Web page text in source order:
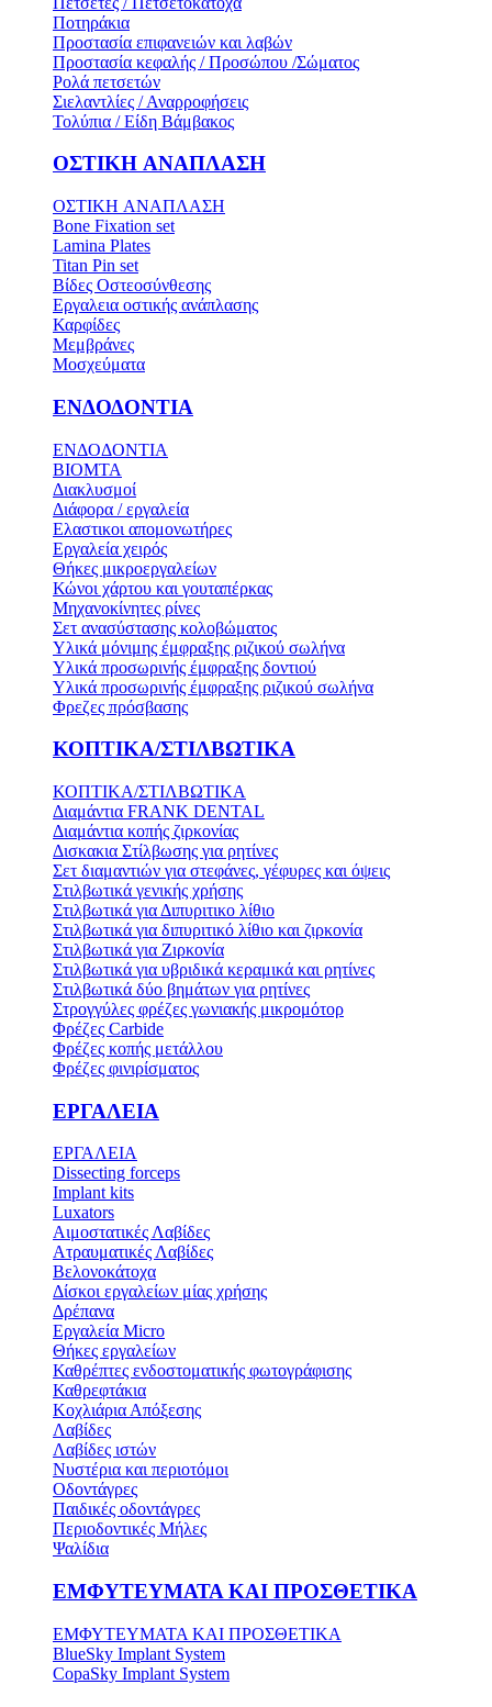
Ποτηράκια
Προστασία επιφανειών και λαβών
Προστασία κεφαλής / Προσώπου /Σώματος
Ρολά πετσετών
Σιελαντλίες / Αναρροφήσεις
Τολύπια / Είδη Βάμβακος
ΟΣΤΙΚH ΑΝΑΠΛΑΣH
ΟΣΤΙΚH ΑΝΑΠΛΑΣH
Bone Fixation set
Lamina Plates
Titan Pin set
Βίδες Οστεοσύνθεσης
Εργαλεια οστικής ανάπλασης
Καρφίδες
Μεμβράνες
Μοσχεύματα
ΕΝΔΟΔΟΝΤΙΑ
ΕΝΔΟΔΟΝΤΙΑ
BIOMTA
Διακλυσμοί
Διάφορα / εργαλεία
Ελαστικοι απομονωτήρες
Εργαλεία χειρός
Θήκες μικροεργαλείων
Κώνοι χάρτου και γουταπέρκας
Μηχανοκίνητες ρίνες
Σετ ανασύστασης κολοβώματος
Υλικά μόνιμης έμφραξης ριζικού σωλήνα
Υλικά προσωρινής έμφραξης δοντιού
Υλικά προσωρινής έμφραξης ριζικού σωλήνα
Φρεζες πρόσβασης
ΚΟΠΤΙΚΑ/ΣΤΙΛΒΩΤΙΚΑ
ΚΟΠΤΙΚΑ/ΣΤΙΛΒΩΤΙΚΑ
Διαμάντια FRANK DENTAL
Διαμάντια κοπής ζιρκονίας
Δισκακια Στίλβωσης για ρητίνες
Σετ διαμαντιών για στεφάνες, γέφυρες και όψεις
Στιλβωτικά γενικής χρήσης
Στιλβωτικά για Διπυριτικο λίθιο
Στιλβωτικά για διπυριτικό λίθιο και ζιρκονία
Στιλβωτικά για Ζιρκονία
Στιλβωτικά για υβριδικά κεραμικά και ρητίνες
Στιλβωτικά δύο βημάτων για ρητίνες
Στρογγύλες φρέζες γωνιακής μικρομότορ
Φρέζες Carbide
Φρέζες κοπής μετάλλου
Φρέζες φινιρίσματος
ΕΡΓΑΛΕΙΑ
ΕΡΓΑΛΕΙΑ
Dissecting forceps
Implant kits
Luxators
Αιμοστατικές Λαβίδες
Ατραυματικές Λαβίδες
Βελονοκάτοχα
Δίσκοι εργαλείων μίας χρήσης
Δρέπανα
Εργαλεία Micro
Θήκες εργαλείων
Καθρέπτες ενδοστοματικής φωτογράφισης
Καθρεφτάκια
Κοχλιάρια Απόξεσης
Λαβίδες
Λαβίδες ιστών
Νυστέρια και περιοτόμοι
Οδοντάγρες
Παιδικές οδοντάγρες
Περιοδοντικές Μήλες
Ψαλίδια
ΕΜΦΥΤΕΥΜΑΤΑ ΚΑΙ ΠΡΟΣΘΕΤΙΚΑ
ΕΜΦΥΤΕΥΜΑΤΑ ΚΑΙ ΠΡΟΣΘΕΤΙΚΑ
BlueSky Implant System
CopaSky Implant System